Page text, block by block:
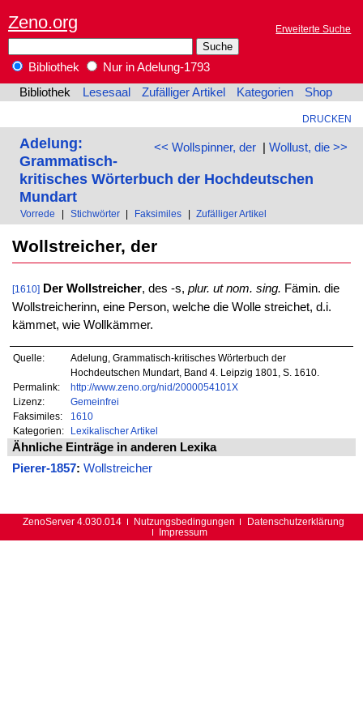
Zeno.org Erweiterte Suche
Bibliothek
Nur in Adelung-1793
Bibliothek
Lesesaal Zufälliger Artikel Kategorien Shop
DRUCKEN
<< Wollspinner, der| Wollust, die >>
Adelung:
Grammatisch-
kritisches Wörterbuch der Hochdeutschen
Mundart
Vorrede Stichwörter Faksimiles Zufälliger Artikel
Wollstreicher, der
[1610] Der Wollstreicher, des -s, plur. ut nom. sing. Fämin. die
Wollstreicherinn, eine Person, welche die Wolle streichet, d.i.
kämmet, wie Wollkämmer.
Quelle:
Adelung, Grammatisch-kritisches Wörterbuch der
Hochdeutschen Mundart, Band 4. Leipzig 1801, S. 1610.
Permalink:
http://www.zeno.org/nid/2000054101X
Lizenz:
Gemeinfrei
Faksimiles:
1610
Kategorien:
Lexikalischer Artikel
Ähnliche Einträge in anderen Lexika
Pierer-1857: Wollstreicher
ZenoServer 4.030.014 Nutzungsbedingungen
Datenschutzerklärung
Impressum